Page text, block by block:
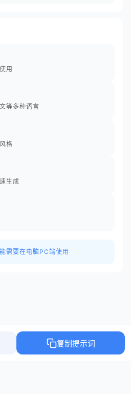
用
等多种语言
格
生成
需要在电脑PC端使用
复制提示词